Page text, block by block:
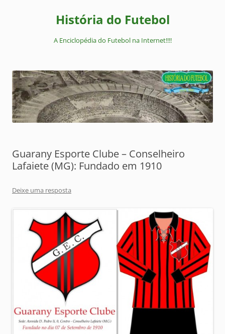
História do Futebol
A Enciclopédia do Futebol na Internet!!!!
Guarany Esporte Clube – Conselheiro
Lafaiete (MG): Fundado em 1910
Deixe uma resposta